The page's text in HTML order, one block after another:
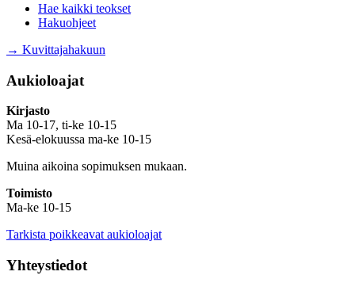
Hae kaikki teokset
Hakuohjeet
→ Kuvittajahakuun
Aukioloajat
Kirjasto
Ma 10-17, ti-ke 10-15
Kesä-elokuussa ma-ke 10-15
Muina aikoina sopimuksen mukaan.
Toimisto
Ma-ke 10-15
Tarkista poikkeavat aukioloajat
Yhteystiedot